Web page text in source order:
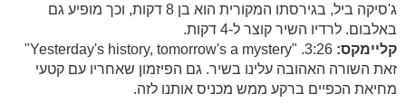
ג'סיקה ביל, בגירסתו המקורית הוא בן 8 דקות, וכך מופיע גם
באלבום. לרדיו השיר קוצר ל-4 דקות.
קליימקס:
3:26. "Yesterday's history, tomorrow's a mystery"
זאת השורה האהובה עלינו בשיר. גם הפיזמון שאחריו עם קטעי
מחיאת הכפיים ברקע ממש מכניס אותנו לזה.